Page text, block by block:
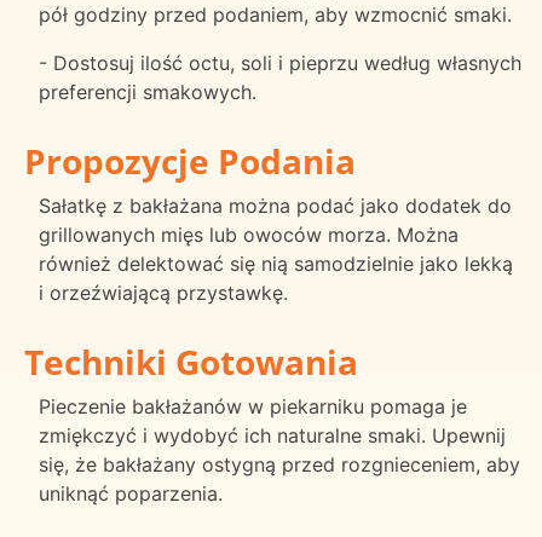
pół godziny przed podaniem, aby wzmocnić smaki.
- Dostosuj ilość octu, soli i pieprzu według własnych
preferencji smakowych.
Propozycje Podania
Sałatkę z bakłażana można podać jako dodatek do
grillowanych mięs lub owoców morza. Można
również delektować się nią samodzielnie jako lekką
i orzeźwiającą przystawkę.
Techniki Gotowania
Pieczenie bakłażanów w piekarniku pomaga je
zmiękczyć i wydobyć ich naturalne smaki. Upewnij
się, że bakłażany ostygną przed rozgnieceniem, aby
uniknąć poparzenia.